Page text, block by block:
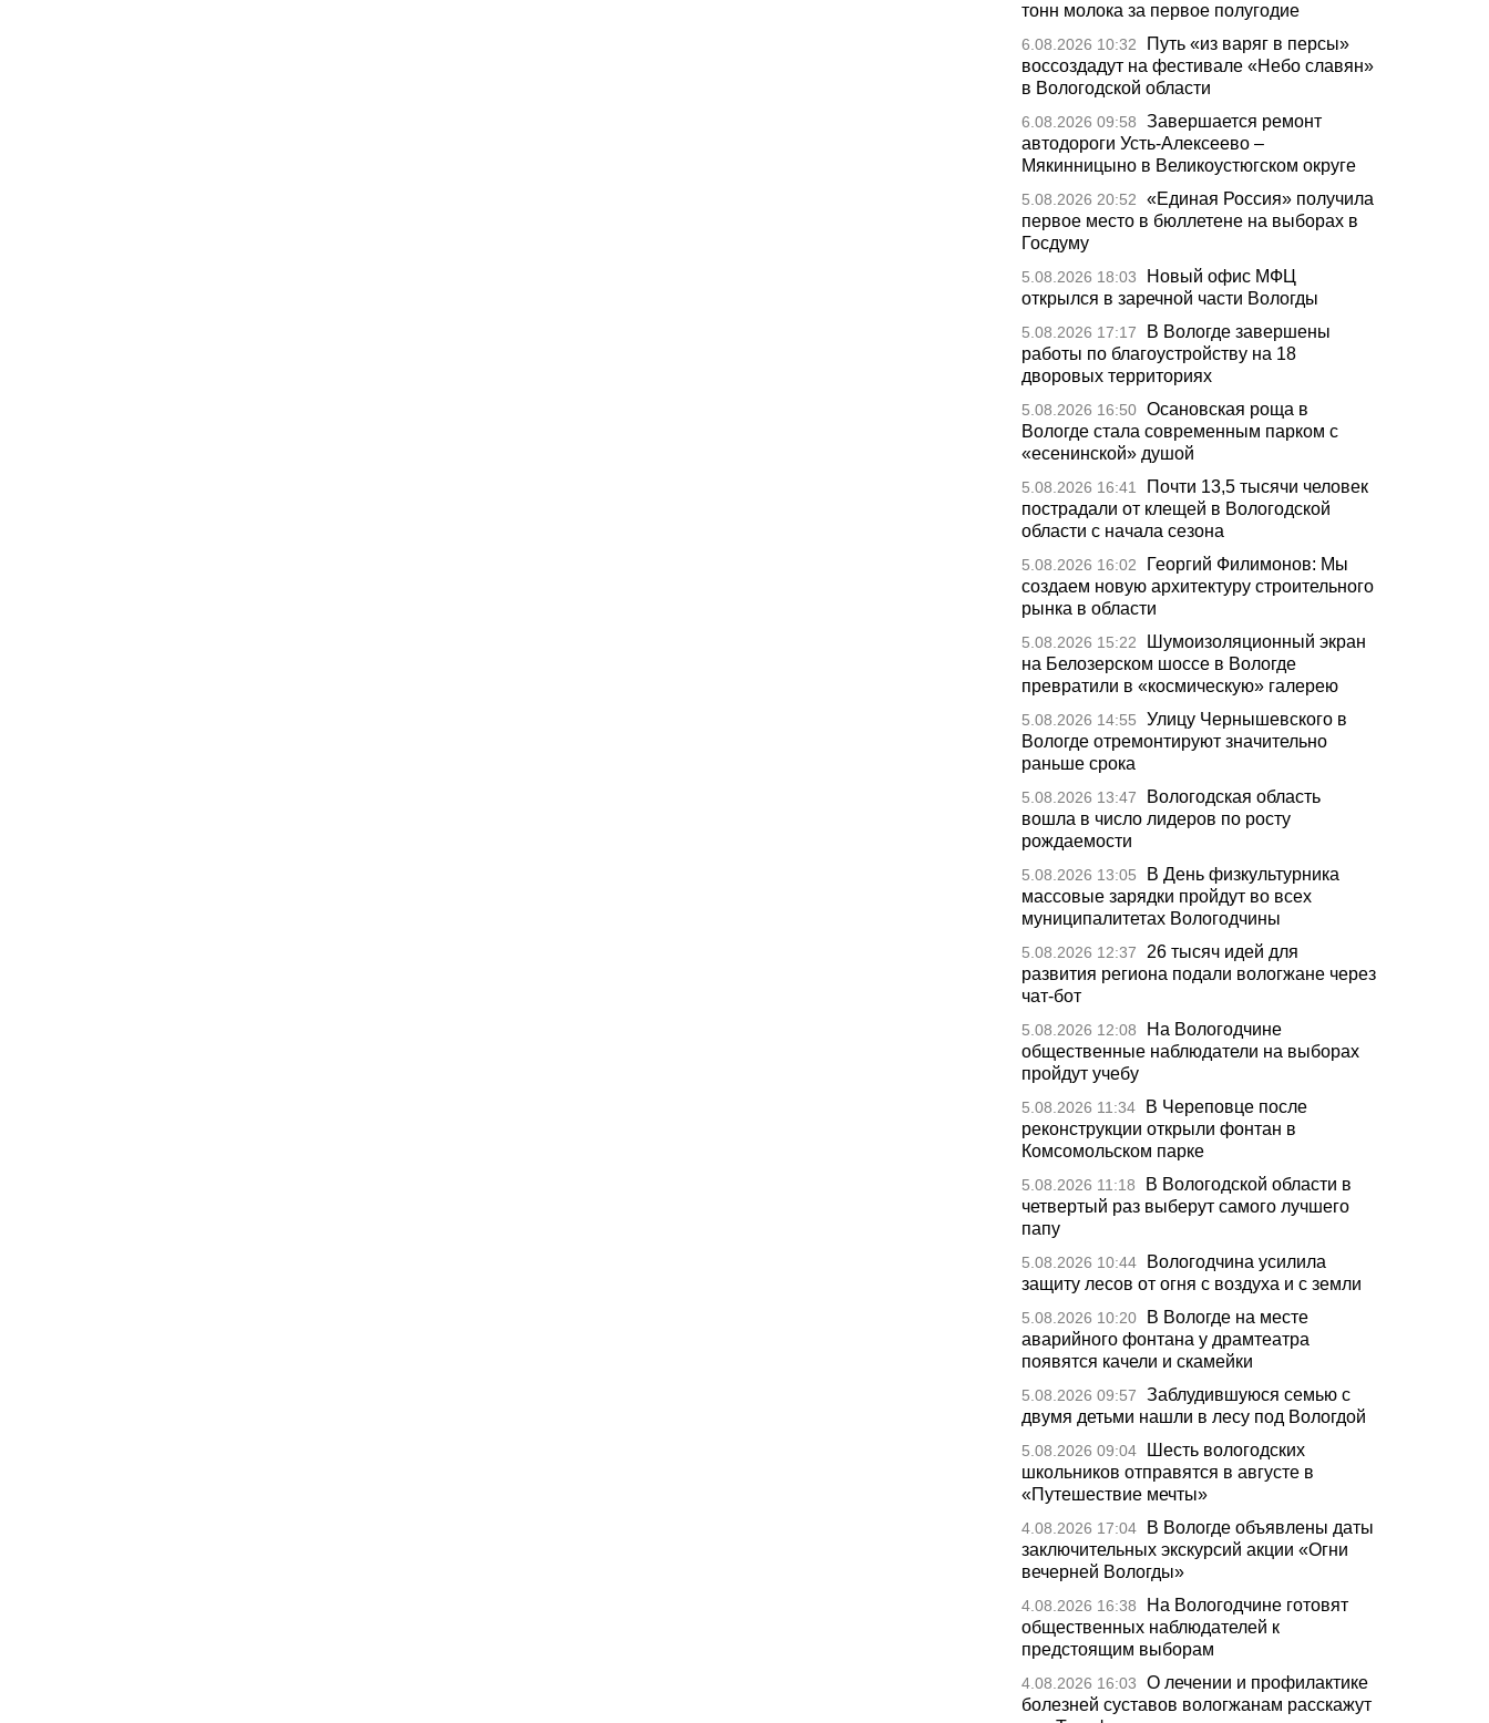
тонн молока за первое полугодие
6.08.2026 10:32
Путь «из варяг в персы»
воссоздадут на фестивале «Небо славян»
в Вологодской области
6.08.2026 09:58
Завершается ремонт
автодороги Усть-Алексеево –
Мякинницыно в Великоустюгском округе
5.08.2026 20:52
«Единая Россия» получила
первое место в бюллетене на выборах в
Госдуму
5.08.2026 18:03
Новый офис МФЦ
открылся в заречной части Вологды
5.08.2026 17:17
В Вологде завершены
работы по благоустройству на 18
дворовых территориях
5.08.2026 16:50 Осановская роща в
Вологде стала современным парком с
«есенинской» душой
5.08.2026 16:41
Почти 13,5 тысячи человек
пострадали от клещей в Вологодской
области с начала сезона
5.08.2026 16:02
Георгий Филимонов: Мы
создаем новую архитектуру строительного
рынка в области
5.08.2026 15:22
Шумоизоляционный экран
на Белозерском шоссе в Вологде
превратили в «космическую» галерею
5.08.2026 14:55
Улицу Чернышевского в
Вологде отремонтируют значительно
раньше срока
5.08.2026 13:47
Вологодская область
вошла в число лидеров по росту
рождаемости
5.08.2026 13:05
В День физкультурника
массовые зарядки пройдут во всех
муниципалитетах Вологодчины
5.08.2026 12:37
26 тысяч идей для
развития региона подали вологжане через
чат-бот
5.08.2026 12:08
На Вологодчине
общественные наблюдатели на выборах
пройдут учебу
5.08.2026 11:34
В Череповце после
реконструкции открыли фонтан в
Комсомольском парке
5.08.2026 11:18
В Вологодской области в
четвертый раз выберут самого лучшего
папу
5.08.2026 10:44
Вологодчина усилила
защиту лесов от огня с воздуха и с земли
5.08.2026 10:20
В Вологде на месте
аварийного фонтана у драмтеатра
появятся качели и скамейки
5.08.2026 09:57
Заблудившуюся семью с
двумя детьми нашли в лесу под Вологдой
5.08.2026 09:04
Шесть вологодских
школьников отправятся в августе в
«Путешествие мечты»
4.08.2026 17:04
В Вологде объявлены даты
заключительных экскурсий акции «Огни
вечерней Вологды»
4.08.2026 16:38
На Вологодчине готовят
общественных наблюдателей к
предстоящим выборам
4.08.2026 16:03
О лечении и профилактике
болезней суставов вологжанам расскажут